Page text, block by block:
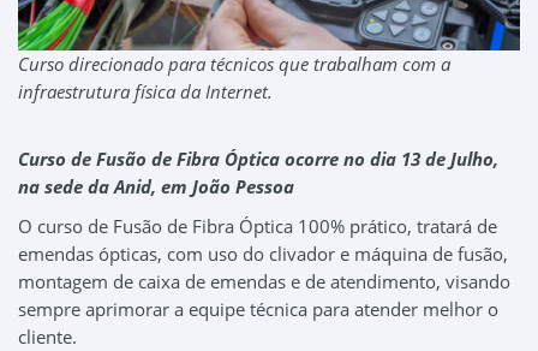
Curso direcionado para técnicos que trabalham com a
infraestrutura física da Internet.
Curso de Fusão de Fibra Óptica ocorre no dia 13 de Julho,
na sede da Anid, em João Pessoa
O curso de Fusão de Fibra Óptica 100% prático, tratará de
emendas ópticas, com uso do clivador e máquina de fusão,
montagem de caixa de emendas e de atendimento, visando
sempre aprimorar a equipe técnica para atender melhor o
cliente.